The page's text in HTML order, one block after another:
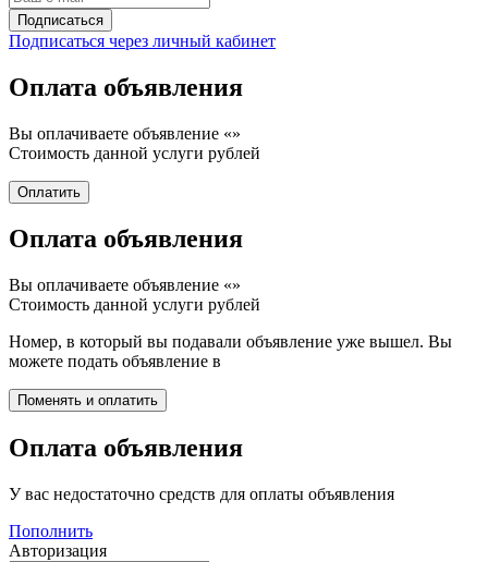
Подписаться через личный кабинет
Оплата объявления
Вы оплачиваете объявление «»
Стоимость данной услуги рублей
Оплата объявления
Вы оплачиваете объявление «»
Стоимость данной услуги рублей
Номер, в который вы подавали объявление уже вышел. Вы
можете подать объявление в
Оплата объявления
У вас недостаточно средств для оплаты объявления
Пополнить
Авторизация